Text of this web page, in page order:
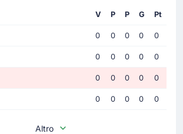
V P P G Pt
0 0 0 0 0
0 0 0 0 0
0 0 0 0 0
0 0 0 0 0
Altro